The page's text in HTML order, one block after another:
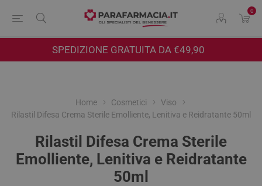
0
SPEDIZIONE GRATUITA DA €49,90
Home Cosmetici
Viso
Rilastil Difesa Crema Sterile Emolliente, Lenitiva e Reidratante 50ml
Rilastil Difesa Crema Sterile
Emolliente, Lenitiva e Reidratante
50ml